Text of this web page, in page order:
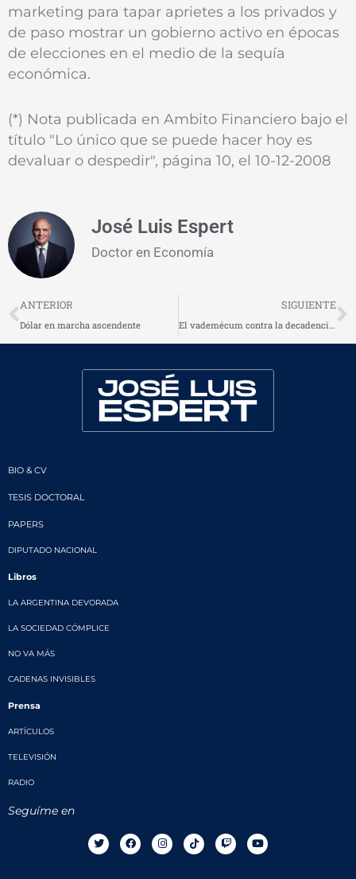
marketing para tapar aprietes a los privados y
de paso mostrar un gobierno activo en épocas
de elecciones en el medio de la sequía
económica.
(*) Nota publicada en Ambito Financiero bajo el
título "Lo único que se puede hacer hoy es
devaluar o despedir", página 10, el 10-12-2008
José Luis Espert
Doctor en Economía
Prev
ANTERIOR
Dólar en marcha ascendente
SIGUIENTE
BIO & CV
TESIS DOCTORAL
PAPERS
DIPUTADO NACIONAL
Libros
LA ARGENTINA DEVORADA
LA SOCIEDAD CÓMPLICE
NO VA MÁS
CADENAS INVISIBLES
Prensa
ARTÍCULOS
TELEVISIÓN
RADIO
Seguíme en
T
w
i
F
a
c
I
n
s
T
i
k
T
w
i
Y
o
u